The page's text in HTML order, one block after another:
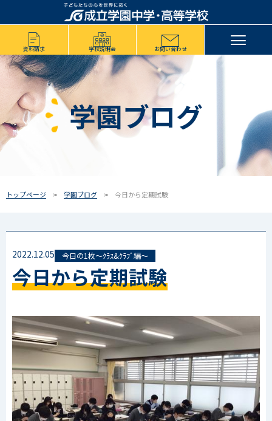
資料請求 学校説明会 お問い合わせ
学園ブログ
トップページ 学園ブログ 今日から定期試験
2022.12.05 今日の1枚～ｸﾗｽ&ｸﾗﾌﾞ編～
今日から定期試験